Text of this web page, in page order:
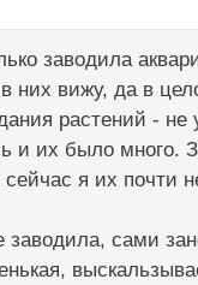
заводила
них вижу, да в
растений -
и их было много.
я их почти
заводила, сами